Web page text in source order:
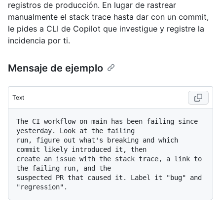
registros de producción. En lugar de rastrear
manualmente el stack trace hasta dar con un commit,
le pides a CLI de Copilot que investigue y registre la
incidencia por ti.
Mensaje de ejemplo
Text
The CI workflow on main has been failing since
yesterday. Look at the failing
run, figure out what's breaking and which
commit likely introduced it, then
create an issue with the stack trace, a link to
the failing run, and the
suspected PR that caused it. Label it "bug" and